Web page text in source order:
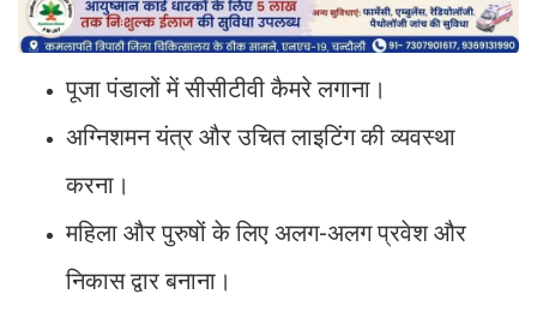
पूजा पंडालों में सीसीटीवी कैमरे लगाना।
अग्निशमन यंत्र और उचित लाइटिंग की व्यवस्था
करना।
महिला और पुरुषों के लिए अलग-अलग प्रवेश और
निकास द्वार बनाना।